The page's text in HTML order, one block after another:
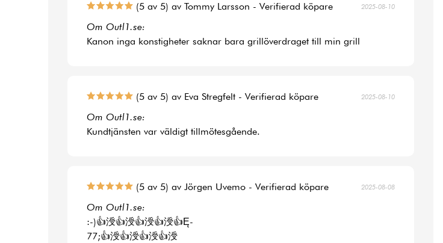
(5 av 5) av Tommy Larsson - Verifierad köpare 2025-08-10
Om Outl1.se:
Kanon inga konstigheter saknar bara grillöverdraget till min grill
(5 av 5) av Eva Stregfelt - Verifierad köpare 2025-08-10
Om Outl1.se:
Kundtjänsten var väldigt tillmötesgående.
(5 av 5) av Jörgen Uvemo - Verifierad köpare 2025-08-08
Om Outl1.se:
:-)👍涭👍涭👍涭👍涭👍Ę-
77;👍涭👍涭👍涭👍涭